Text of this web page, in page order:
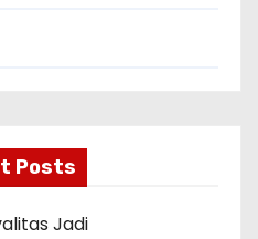
Posts
Jadi